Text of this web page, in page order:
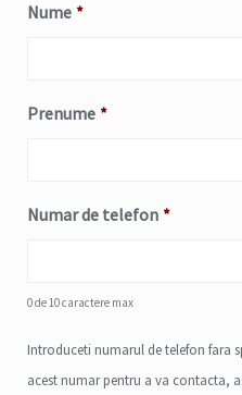
Nume *
Prenume *
Numar de telefon *
0 de 10 caractere max
Introduceti numarul de telefon fara
acest numar pentru a va contacta,